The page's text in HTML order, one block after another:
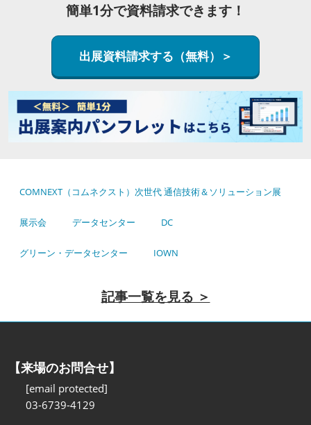
簡単1分で資料請求できます！
出展資料請求する（無料）＞
COMNEXT（コムネクスト）次世代 通信技術＆ソリューション展
展示会 データセンター DC
グリーン・データセンター IOWN
記事一覧を見る ＞
【来場のお問合せ】
[email protected]
03-6739-4129